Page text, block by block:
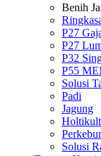
Benih
P27
P27
P32
P55
Solusi
Padi
Jagung
Solusi